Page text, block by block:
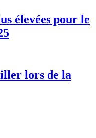
élevées pour le
lors de la